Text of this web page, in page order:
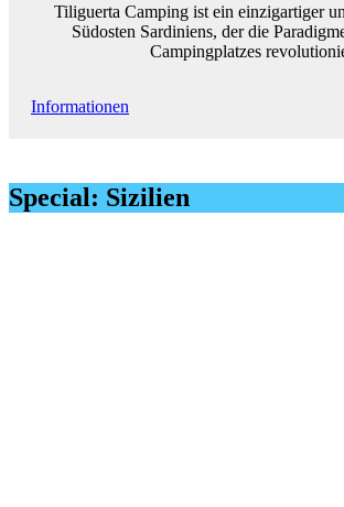
Tiliguerta Camping ist ein einzigartiger
Südosten Sardiniens, der die
Campingplatzes
Informationen
Special: Sizilien